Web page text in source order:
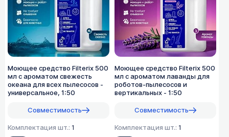
Моющее средство Filterix 500
мл с ароматом свежесть
океана для всех пылеcосов -
универсальное, 1:50
Совместимость
Комплектация шт.: 1
Моющее средство Filterix 500
мл с ароматом лаванды для
роботов-пылесосов и
вертикальных - 1:50
Совместимость
Комплектация шт.: 1